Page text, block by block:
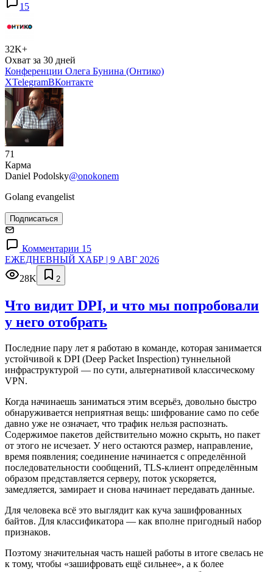
15
32K+
Охват за 30 дней
Конференции Олега Бунина (Онтико)
XTelegramВКонтакте
71
Карма
Daniel Podolsky@onokonem
Golang evangelist
Подписаться
Комментарии 15
ЕЖЕДНЕВНЫЙ ХАБР | 9 АВГ 2026
28K
2
Что видит DPI, и что мы попробовали
у него отобрать
Последние пару лет я работаю в команде, которая занимается
устойчивой к DPI (Deep Packet Inspection) туннельной
инфраструктурой — по сути, альтернативой классическому
VPN.
Когда начинаешь заниматься этим всерьёз, довольно быстро
обнаруживается неприятная вещь: шифрование само по себе
давно уже не означает, что трафик нельзя распознать.
Содержимое пакетов действительно можно скрыть, но пакет
от этого не исчезает. У него остаются размер, направление,
время появления; соединение начинается с определённой
последовательности сообщений, TLS-клиент определённым
образом представляется серверу, поток ускоряется,
замедляется, замирает и снова начинает передавать данные.
Для человека всё это выглядит как куча зашифрованных
байтов. Для классификатора — как вполне пригодный набор
признаков.
Поэтому значительная часть нашей работы в итоге свелась не
к тому, чтобы «зашифровать ещё сильнее», а к более